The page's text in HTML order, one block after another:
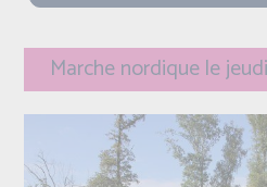
Marche nordique le